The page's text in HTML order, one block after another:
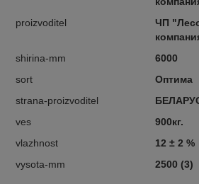
proizvoditel
ЧП
shirina-mm
6000
sort
Оптима
strana-proizvoditel
ves
900кг.
vlazhnost
12 ± 2 %
vysota-mm
2500 (3)